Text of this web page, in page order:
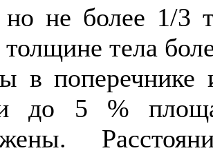
но не более 1/3
тела
в
до 5 %